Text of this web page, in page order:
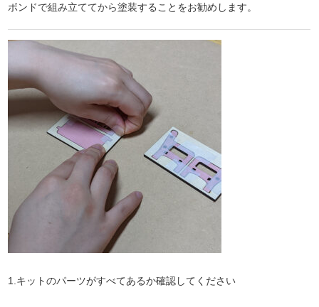
ボンドで組み立ててから塗装することをお勧めします。
1.キットのパーツがすべてあるか確認してください